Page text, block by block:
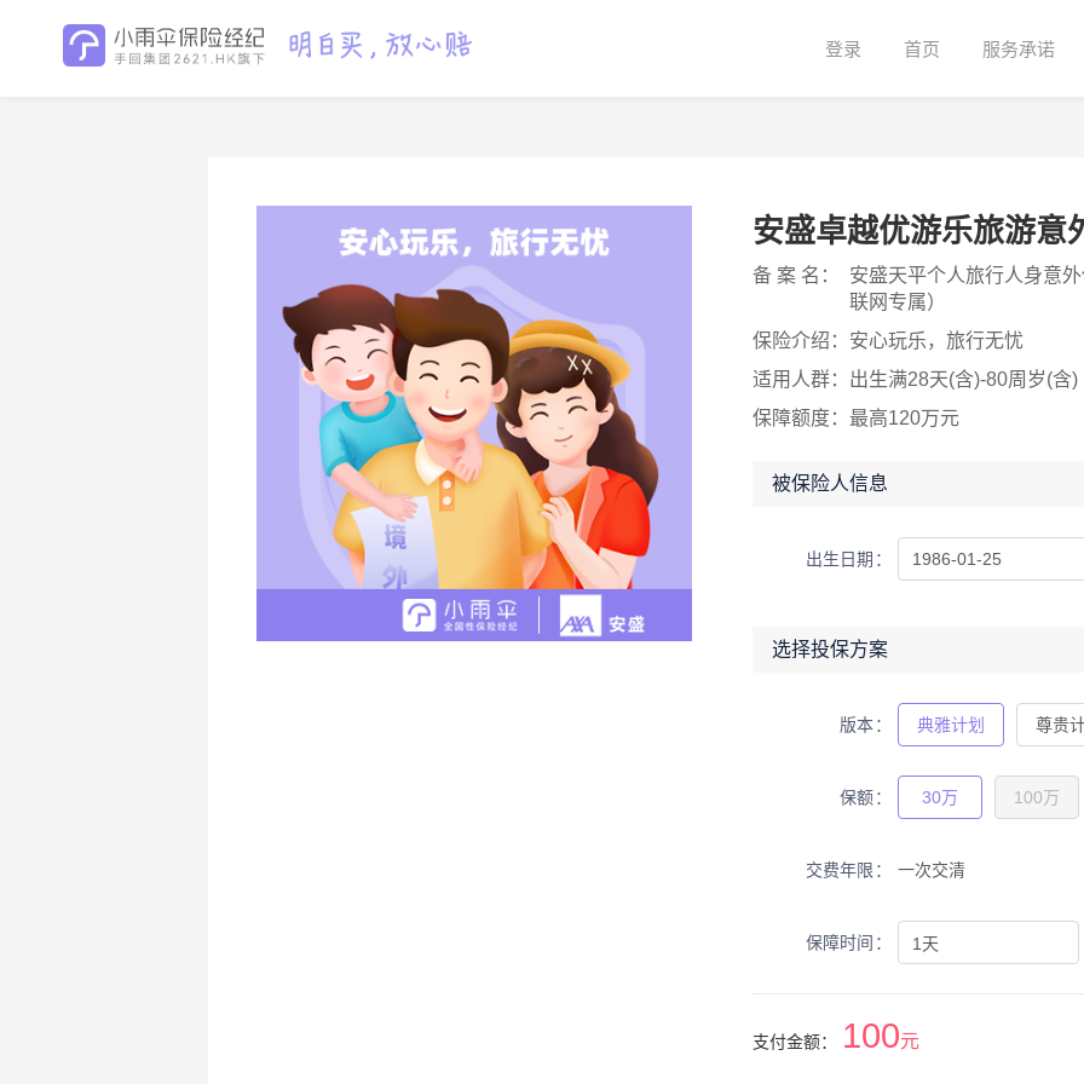
登录 首页 服务承诺
安盛卓越优游乐旅游意
备 案 名：
安盛天平个人旅行人身意
联网专属）
保险介绍： 安心玩乐，旅行无忧
适用人群： 出生满28天(含)-80周岁(含)
保障额度： 最高120万元
被保险人信息
出生日期
选择投保方案
版本 典雅计划 尊贵
保额 30万 100万
交费年限 一次交清
保障时间
支付金额： 100元